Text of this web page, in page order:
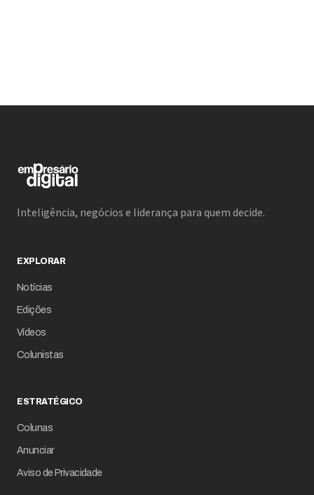
Inteligência, negócios e liderança para quem decide.
EXPLORAR
Notícias
Edições
Vídeos
Colunistas
ESTRATÉGICO
Colunas
Anunciar
Aviso de Privacidade